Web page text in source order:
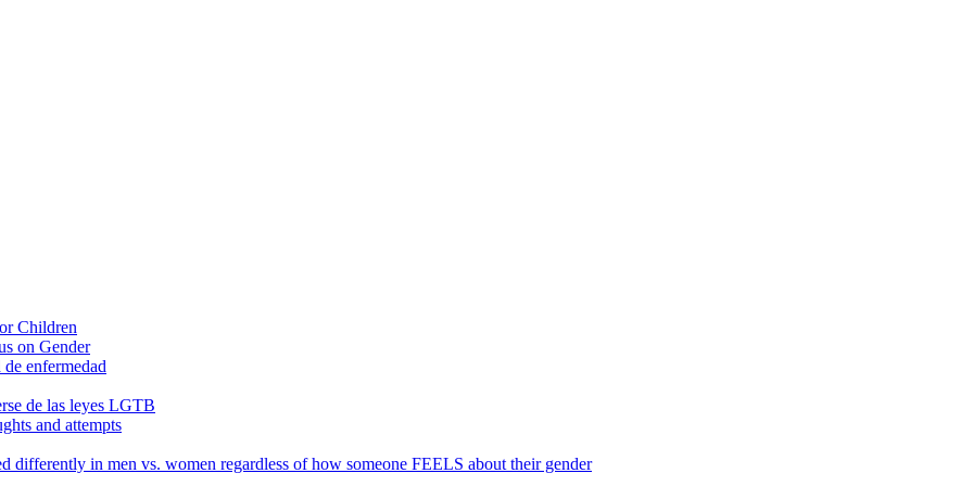
Children
on Gender
enfermedad
de las leyes LGTB
and attempts
differently in men vs. women regardless of how someone FEELS about their gender